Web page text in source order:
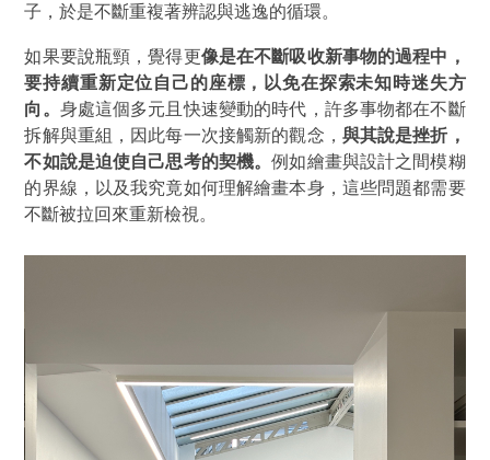
子，於是不斷重複著辨認與逃逸的循環。
如果要說瓶頸，覺得更像是在不斷吸收新事物的過程中，
要持續重新定位自己的座標，以免在探索未知時迷失方
向。 身處這個多元且快速變動的時代，許多事物都在不斷
拆解與重組，因此每一次接觸新的觀念， 與其說是挫折，
不如說是迫使自己思考的契機。例如繪畫與設計之間模糊
的界線，以及我究竟如何理解繪畫本身，這些問題都需要
不斷被拉回來重新檢視。